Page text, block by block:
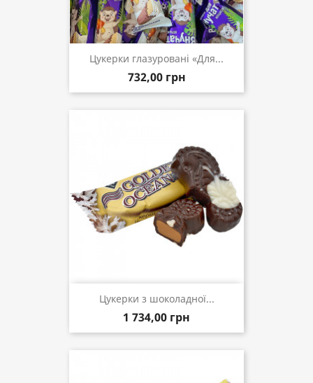
Цукерки глазуровані «Для...
732,00 грн
Цукерки з шоколадної...
1 734,00 грн